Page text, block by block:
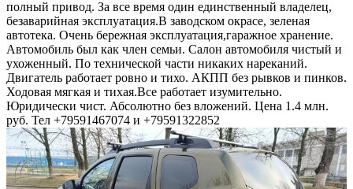
полный привод. За все время один единственный владелец,
безаварийная эксплуатация.В заводском окрасе, зеленая
автотека. Очень бережная эксплуатация,гаражное хранение.
Автомобиль был как член семьи. Салон автомобиля чистый и
ухоженный. По технической части никаких нареканий.
Двигатель работает ровно и тихо. АКПП без рывков и пинков.
Ходовая мягкая и тихая.Все работает изумительно.
Юридически чист. Абсолютно без вложений. Цена 1.4 млн.
руб. Тел +79591467074 и +79591322852